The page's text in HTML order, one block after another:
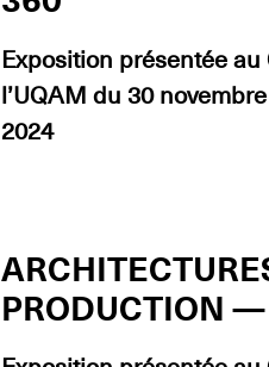
Exposition présentée
l’UQAM du 30
2024
PRODUCTION